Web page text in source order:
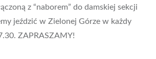
z “naborem” do damskiej sekcji
jeździć w Zielonej Górze w każdy
ZAPRASZAMY!